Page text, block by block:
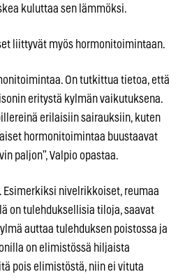
kuluttaa sen lämmöksi.
liittyvät myös hormonitoimintaan.
On tutkittua tietoa, että
eritystä kylmän vaikutuksena.
erilaisiin sairauksiin, kuten
hormonitoimintaa buustaavat
paljon”, Valpio opastaa.
Esimerkiksi nivelrikkoiset, reumaa
on tulehduksellisia tiloja, saavat
auttaa tulehduksen poistossa ja
on elimistössä hiljaista
pois elimistöstä, niin ei vituta